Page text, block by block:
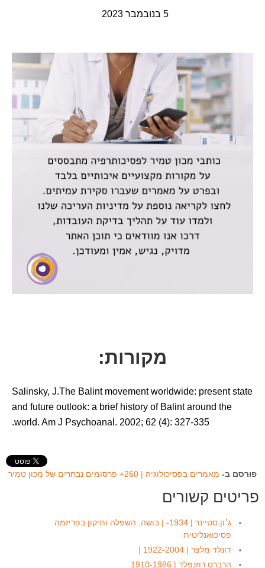
5 בנובמבר 2023
מקורות:
Salinsky, J.The Balint movement worldwide: present state
and future outlook: a brief history of Balint around the
world. Am J Psychoanal. 2002; 62 (4): 327-335.
פורסם ב- מאמרים בפסיכולוגיה | 260+ פרסומים נבחרים של מכון טמיר
פריטים קשורים
ג׳ון סטיינר | 1934- | בושה, השפלה ותיקון בפריזמה
פסיכואנליטית
דונלד מלצר | 1922-2004 |
הרברט רוזנפלד | 1910-1986